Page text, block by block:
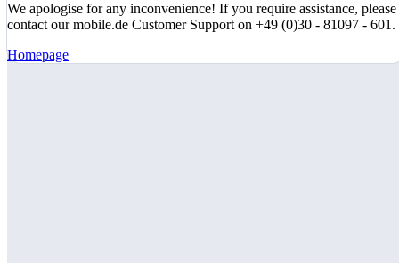
We apologise for any inconvenience! If you require assistance, please
contact our mobile.de Customer Support on +49 (0)30 - 81097 - 601.
Homepage